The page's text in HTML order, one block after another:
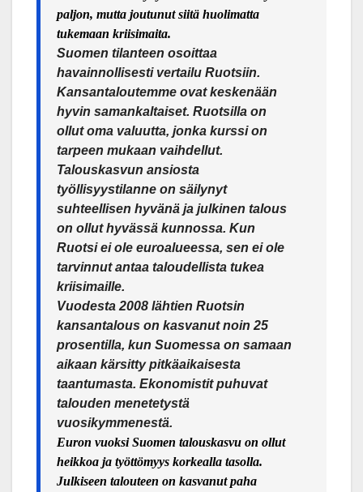
paljon, mutta joutunut siitä huolimatta
tukemaan kriisimaita.
Suomen tilanteen osoittaa
havainnollisesti vertailu Ruotsiin.
Kansantaloutemme ovat keskenään
hyvin samankaltaiset. Ruotsilla on
ollut oma valuutta, jonka kurssi on
tarpeen mukaan vaihdellut.
Talouskasvun ansiosta
työllisyystilanne on säilynyt
suhteellisen hyvänä ja julkinen talous
on ollut hyvässä kunnossa. Kun
Ruotsi ei ole euroalueessa, sen ei ole
tarvinnut antaa taloudellista tukea
kriisimaille.
Vuodesta 2008 lähtien Ruotsin
kansantalous on kasvanut noin 25
prosentilla, kun Suomessa on samaan
aikaan kärsitty pitkäaikaisesta
taantumasta. Ekonomistit puhuvat
talouden menetetystä
vuosikymmenestä.
Euron vuoksi Suomen talouskasvu on ollut
heikkoa ja työttömyys korkealla tasolla.
Julkiseen talouteen on kasvanut paha